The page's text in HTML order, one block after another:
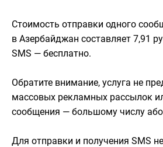
Стоимость отправки одного
в Азербайджан составляет 7,91
SMS — бесплатно.
Обратите внимание, услуга не
массовых рекламных рассылок
сообщения — большому числу
Для отправки и получения SMS